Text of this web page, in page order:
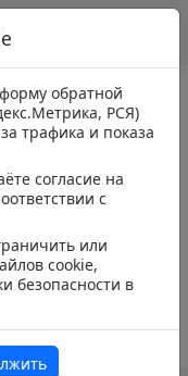
обратной
РСЯ)
трафика и показа
согласие на
с
или
cookie,
безопасности в